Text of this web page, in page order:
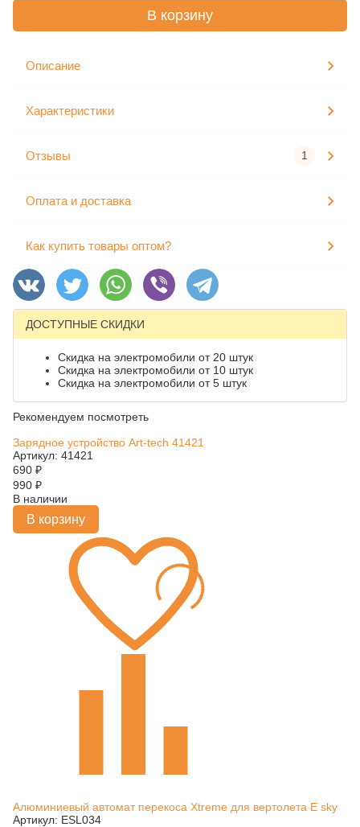
В корзину
Описание
Характеристики
Отзывы 1
Оплата и доставка
Как купить товары оптом?
ДОСТУПНЫЕ СКИДКИ
Скидка на электромобили от 20 штук
Скидка на электромобили от 10 штук
Скидка на электромобили от 5 штук
Рекомендуем посмотреть
Зарядное устройство Art-tech 41421
Артикул: 41421
690 ₽
990 ₽
В наличии
В корзину
Алюминиевый автомат перекоса Xtreme для вертолета E sky
Артикул: ESL034